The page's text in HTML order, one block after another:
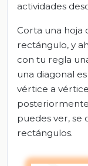
actividades
Corta una hoja
rectángulo, y
con tu regla
una diagonal
vértice a
puedes ver, se
rectángulos.